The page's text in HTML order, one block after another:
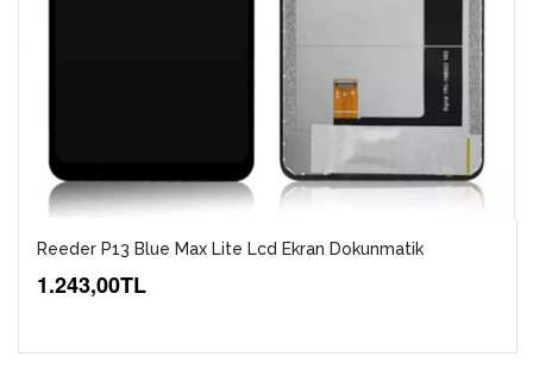
Reeder P13 Blue Max Lite Lcd Ekran Dokunmatik
1.243,00TL